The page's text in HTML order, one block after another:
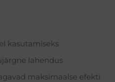
kasutamiseks
lahendus
maksimaalse efekti